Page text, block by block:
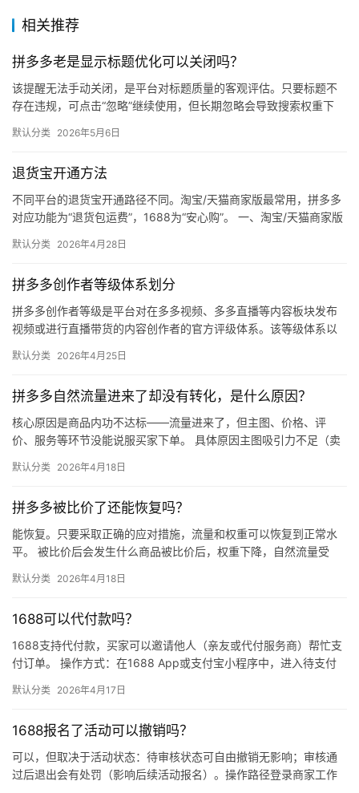
自
体
社
相关推荐
拼多多老是显示标题优化可以关闭吗？
该提醒无法手动关闭，是平台对标题质量的客观评估。只要标题不
存在违规，可点击“忽略”继续使用，但长期忽略会导致搜索权重下
默认分类 2026年5月6日
退货宝开通方法
不同平台的退货宝开通路径不同。淘宝/天猫商家版最常用，拼多多
对应功能为“退货包运费”，1688为“安心购”。 一、淘宝/天猫商家版
默认分类 2026年4月28日
拼多多创作者等级体系划分
拼多多创作者等级是平台对在多多视频、多多直播等内容板块发布
视频或进行直播带货的内容创作者的官方评级体系。该等级体系以
同等级…
默认分类 2026年4月25日
拼多多自然流量进来了却没有转化，是什么原因？
核心原因是商品内功不达标——流量进来了，但主图、价格、评
价、服务等环节没能说服买家下单。 具体原因主图吸引力不足（卖
评少、…
默认分类 2026年4月18日
拼多多被比价了还能恢复吗？
能恢复。只要采取正确的应对措施，流量和权重可以恢复到正常水
平。 被比价后会发生什么商品被比价后，权重下降，自然流量受
网价格…
默认分类 2026年4月18日
1688可以代付款吗？
1688支持代付款，买家可以邀请他人（亲友或代付服务商）帮忙支
付订单。 操作方式：在1688 App或支付宝小程序中，进入待支付
默认分类 2026年4月17日
1688报名了活动可以撤销吗？
可以，但取决于活动状态：待审核状态可自由撤销无影响；审核通
过后退出会有处罚（影响后续活动报名）。操作路径登录商家工作